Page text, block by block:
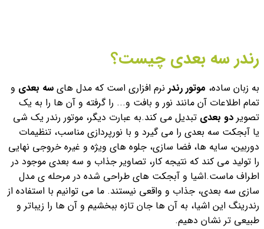
رندر سه بعدی چیست؟
به زبان ساده، موتور رندر نرم افزاری است که مدل های سه بعدی و
تمام اطلاعات آن مانند نور و بافت و... را گرفته و آن ها را به یک
تصویر دو بعدی تبدیل می کند.به عبارت دیگر، موتور رندر یک شی
یا آبجکت سه بعدی را می گیرد و با نورپردازی مناسب، تنظیمات
دوربین، سایه ها، فضا سازی، جلوه های ویژه و غیره خروجی نهایی
را تولید می کند که نتیجه کار، تصاویر جذاب و سه بعدی موجود در
اطراف ماست.اشیا و آبجکت های طراحی شده در مرحله ی مدل
سازی سه بعدی، جذاب و واقعی نیستند. ما می توانیم با استفاده از
رندرینگ این اشیا، به آن ها جان تازه ببخشیم و آن ها را زیباتر و
طبیعی تر نشان دهیم.